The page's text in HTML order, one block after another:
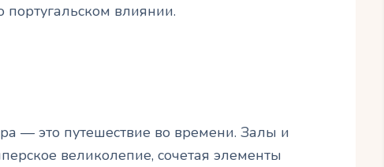
влиянии.
— это путешествие во времени. Залы и
великолепие, сочетая элементы